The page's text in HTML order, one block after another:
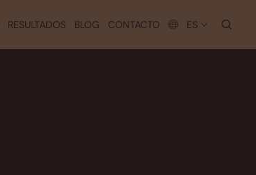
RESULTADOS BLOG CONTACTO ES